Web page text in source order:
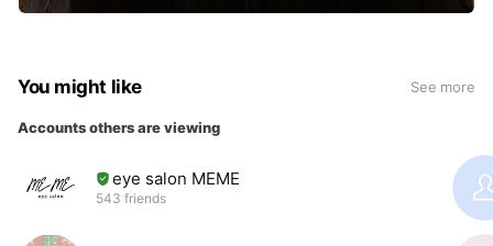
You might like See more
Accounts others are viewing
eye salon MEME
543 friends